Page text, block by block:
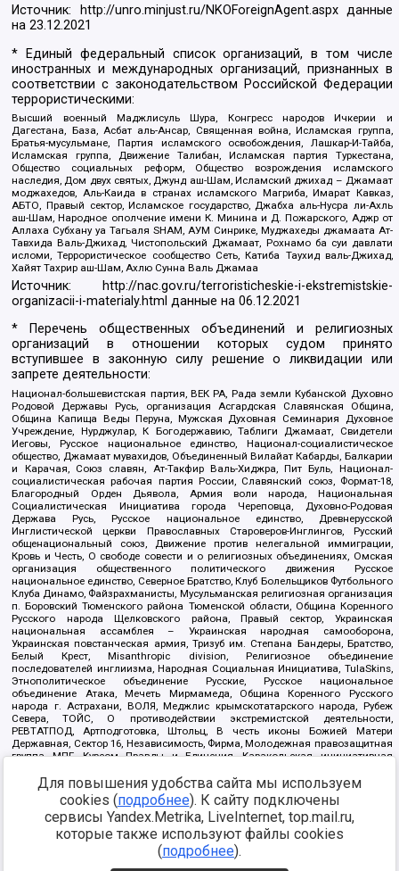
Источник: http://unro.minjust.ru/NKOForeignAgent.aspxданные
на23.12.2021
* Единый федеральный список организаций, в том числе
иностранных и международных организаций, признанных в
соответствии с законодательством Российской Федерации
террористическими:
Высший военный Маджлисуль Шура, Конгресс народов Ичкерии и
Дагестана, База, Асбат аль-Ансар, Священная война, Исламская группа,
Братья-мусульмане, Партия исламского освобождения, Лашкар-И-Тайба,
Исламская группа, Движение Талибан, Исламская партия Туркестана,
Общество социальных реформ, Общество возрождения исламского
наследия, Дом двух святых, Джунд аш-Шам, Исламский джихад – Джамаат
моджахедов, Аль-Каида в странах исламского Магриба, Имарат Кавказ,
АБТО, Правый сектор, Исламское государство, Джабха аль-Нусра ли-Ахль
аш-Шам, Народное ополчение имени К. Минина и Д. Пожарского, Аджр от
Аллаха Субхану уа Тагьаля SHAM, АУМ Синрике, Муджахеды джамаата Ат-
Тавхида Валь-Джихад, Чистопольский Джамаат, Рохнамо ба суи давлати
исломи, Террористическое сообщество Сеть, Катиба Таухид валь-Джихад,
Хайят Тахрир аш-Шам, Ахлю Сунна Валь Джамаа
Источник:
http://nac.gov.ru/terroristicheskie-i-ekstremistskie-
organizacii-i-materialy.html данные на06.12.2021
* Перечень общественных объединений и религиозных
организаций в отношении которых судом принято
вступившее в законную силу решение о ликвидации или
запрете деятельности:
Национал-большевистская партия, ВЕК РА, Рада земли Кубанской Духовно
Родовой Державы Русь, организация Асгардская Славянская Община,
Община Капища Веды Перуна, Мужская Духовная Семинария Духовное
Учреждение, Нурджулар, К Богодержавию, Таблиги Джамаат, Свидетели
Иеговы, Русское национальное единство, Национал-социалистическое
общество, Джамаат мувахидов, Объединенный Вилайат Кабарды, Балкарии
и Карачая, Союз славян, Ат-Такфир Валь-Хиджра, Пит Буль, Национал-
социалистическая рабочая партия России, Славянский союз, Формат-18,
Благородный Орден Дьявола, Армия воли народа, Национальная
Социалистическая Инициатива города Череповца, Духовно-Родовая
Держава Русь, Русское национальное единство, Древнерусской
Инглистической церкви Православных Староверов-Инглингов, Русский
общенациональный союз, Движение против нелегальной иммиграции,
Кровь и Честь, О свободе совести и о религиозных объединениях, Омская
организация общественного политического движения Русское
национальное единство, Северное Братство, Клуб Болельщиков Футбольного
Клуба Динамо, Файзрахманисты, Мусульманская религиозная организация
п. Боровский Тюменского района Тюменской области, Община Коренного
Русского народа Щелковского района, Правый сектор, Украинская
национальная ассамблея – Украинская народная самооборона,
Украинская повстанческая армия, Тризуб им. Степана Бандеры, Братство,
Белый Крест, Misanthropic division, Религиозное объединение
последователей инглиизма, Народная Социальная Инициатива, TulaSkins,
Этнополитическое объединение Русские, Русское национальное
объединение Атака, Мечеть Мирмамеда, Община Коренного Русского
народа г. Астрахани, ВОЛЯ, Меджлис крымскотатарского народа, Рубеж
Севера, ТОЙС, О противодействии экстремистской деятельности,
РЕВТАТПОД, Артподготовка, Штольц, В честь иконы Божией Матери
Державная, Сектор 16, Независимость, Фирма, Молодежная правозащитная
группа МПГ, Курсом Правды и Единения, Каракольская инициативная
Благотворительный пансионат Ак Умут, Русская республика Русь,
Арестантское уголовное единство, Башкорт, Нация и свобода, W.H.С., Фалунь
Дафа, Иртыш Ultras, Русский Патриотический клуб-Новокузнецк/РПК,
Сибирский державный союз, Фонд борьбы с коррупцией, Фонд защиты прав
граждан, Штабы Навального, Совет граждан СССР Прикубанского округа г.
Краснодара
https://minjust.gov.ru/ru/documents/7822/
Для повышения удобства сайта мы используем
cookies (подробнее). К сайту подключены
сервисы Yandex.Metrika, LiveInternet, top.mail.ru,
которые также используют файлы cookies
(подробнее).